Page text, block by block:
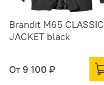
Brandit M65 CLASSIC
JACKET black
От 9 100 ₽